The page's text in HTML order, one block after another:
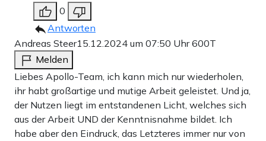
0
Antworten
Andreas Steer15.12.2024 um 07:50 Uhr600T
Melden
Liebes Apollo-Team, ich kann mich nur wiederholen,
ihr habt großartige und mutige Arbeit geleistet. Und ja,
der Nutzen liegt im entstandenen Licht, welches sich
aus der Arbeit UND der Kenntnisnahme bildet. Ich
habe aber den Eindruck, das Letzteres immer nur von